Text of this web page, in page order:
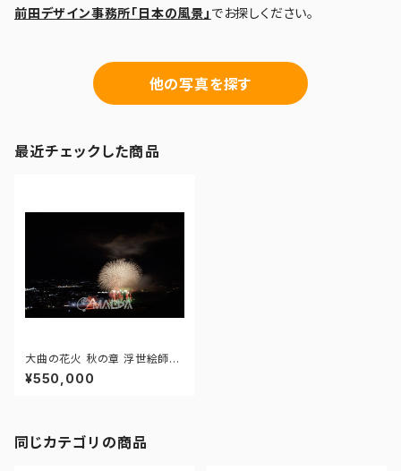
前田デザイン事務所「日本の風景」 でお探しください。
他の写真を探す
最近チェックした商品
大曲の花火 秋の章 浮世絵師・
北斎が描いた版画名作より - 17
2964665947929
¥550,000
同じカテゴリの商品